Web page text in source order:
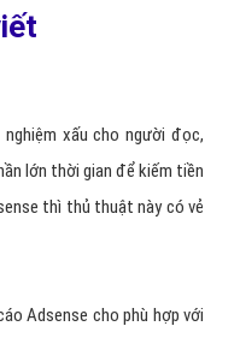
xấu cho người đọc,
lớn thời gian để kiếm tiền
thì thủ thuật này có vẻ
Adsense cho phù hợp với